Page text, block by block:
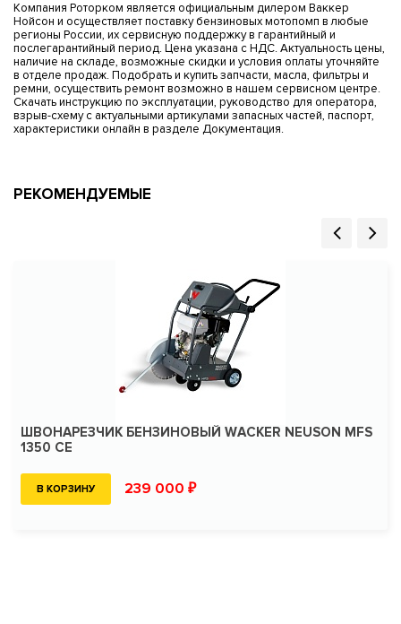
Компания Роторком является официальным дилером Ваккер
Нойсон и осуществляет поставку бензиновых мотопомп в любые
регионы России, их сервисную поддержку в гарантийный и
послегарантийный период. Цена указана с НДС. Актуальность цены,
наличие на складе, возможные скидки и условия оплаты уточняйте
в отделе продаж. Подобрать и купить запчасти, масла, фильтры и
ремни, осуществить ремонт возможно в нашем сервисном центре.
Скачать инструкцию по эксплуатации, руководство для оператора,
взрыв-схему с актуальными артикулами запасных частей, паспорт,
характеристики онлайн в разделе Документация.
РЕКОМЕНДУЕМЫЕ
ШВОНАРЕЗЧИК БЕНЗИНОВЫЙ WACKER NEUSON MFS
1350 CE
В КОРЗИНУ 239 000 ₽